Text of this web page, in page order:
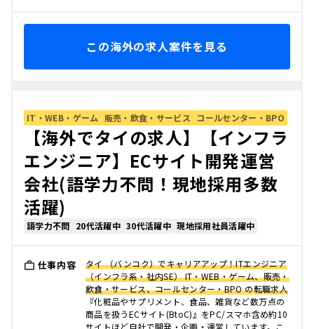
この海外の求人案件を見る
IT・WEB・ゲーム 販売・飲食・サービス コールセンター・BPO
【海外でタイの求人】【インフラ
エンジニア】ECサイト開発運営
会社(語学力不問！現地採用多数
活躍)
語学力不問 20代活躍中 30代活躍中 現地採用社員活躍中
仕事内容
タイ （バンコク）でキャリアアップ！ITエンジニア
（インフラ系・社内SE） IT・WEB・ゲーム、販売・
飲食・サービス、コールセンター・BPO の転職求人
『化粧品やサプリメント、食品、雑貨など数万点の
商品を扱うECサイト(BtoC)』をPC/スマホ含め約10
サイトほど自社で開発・企画・運営しています。こ